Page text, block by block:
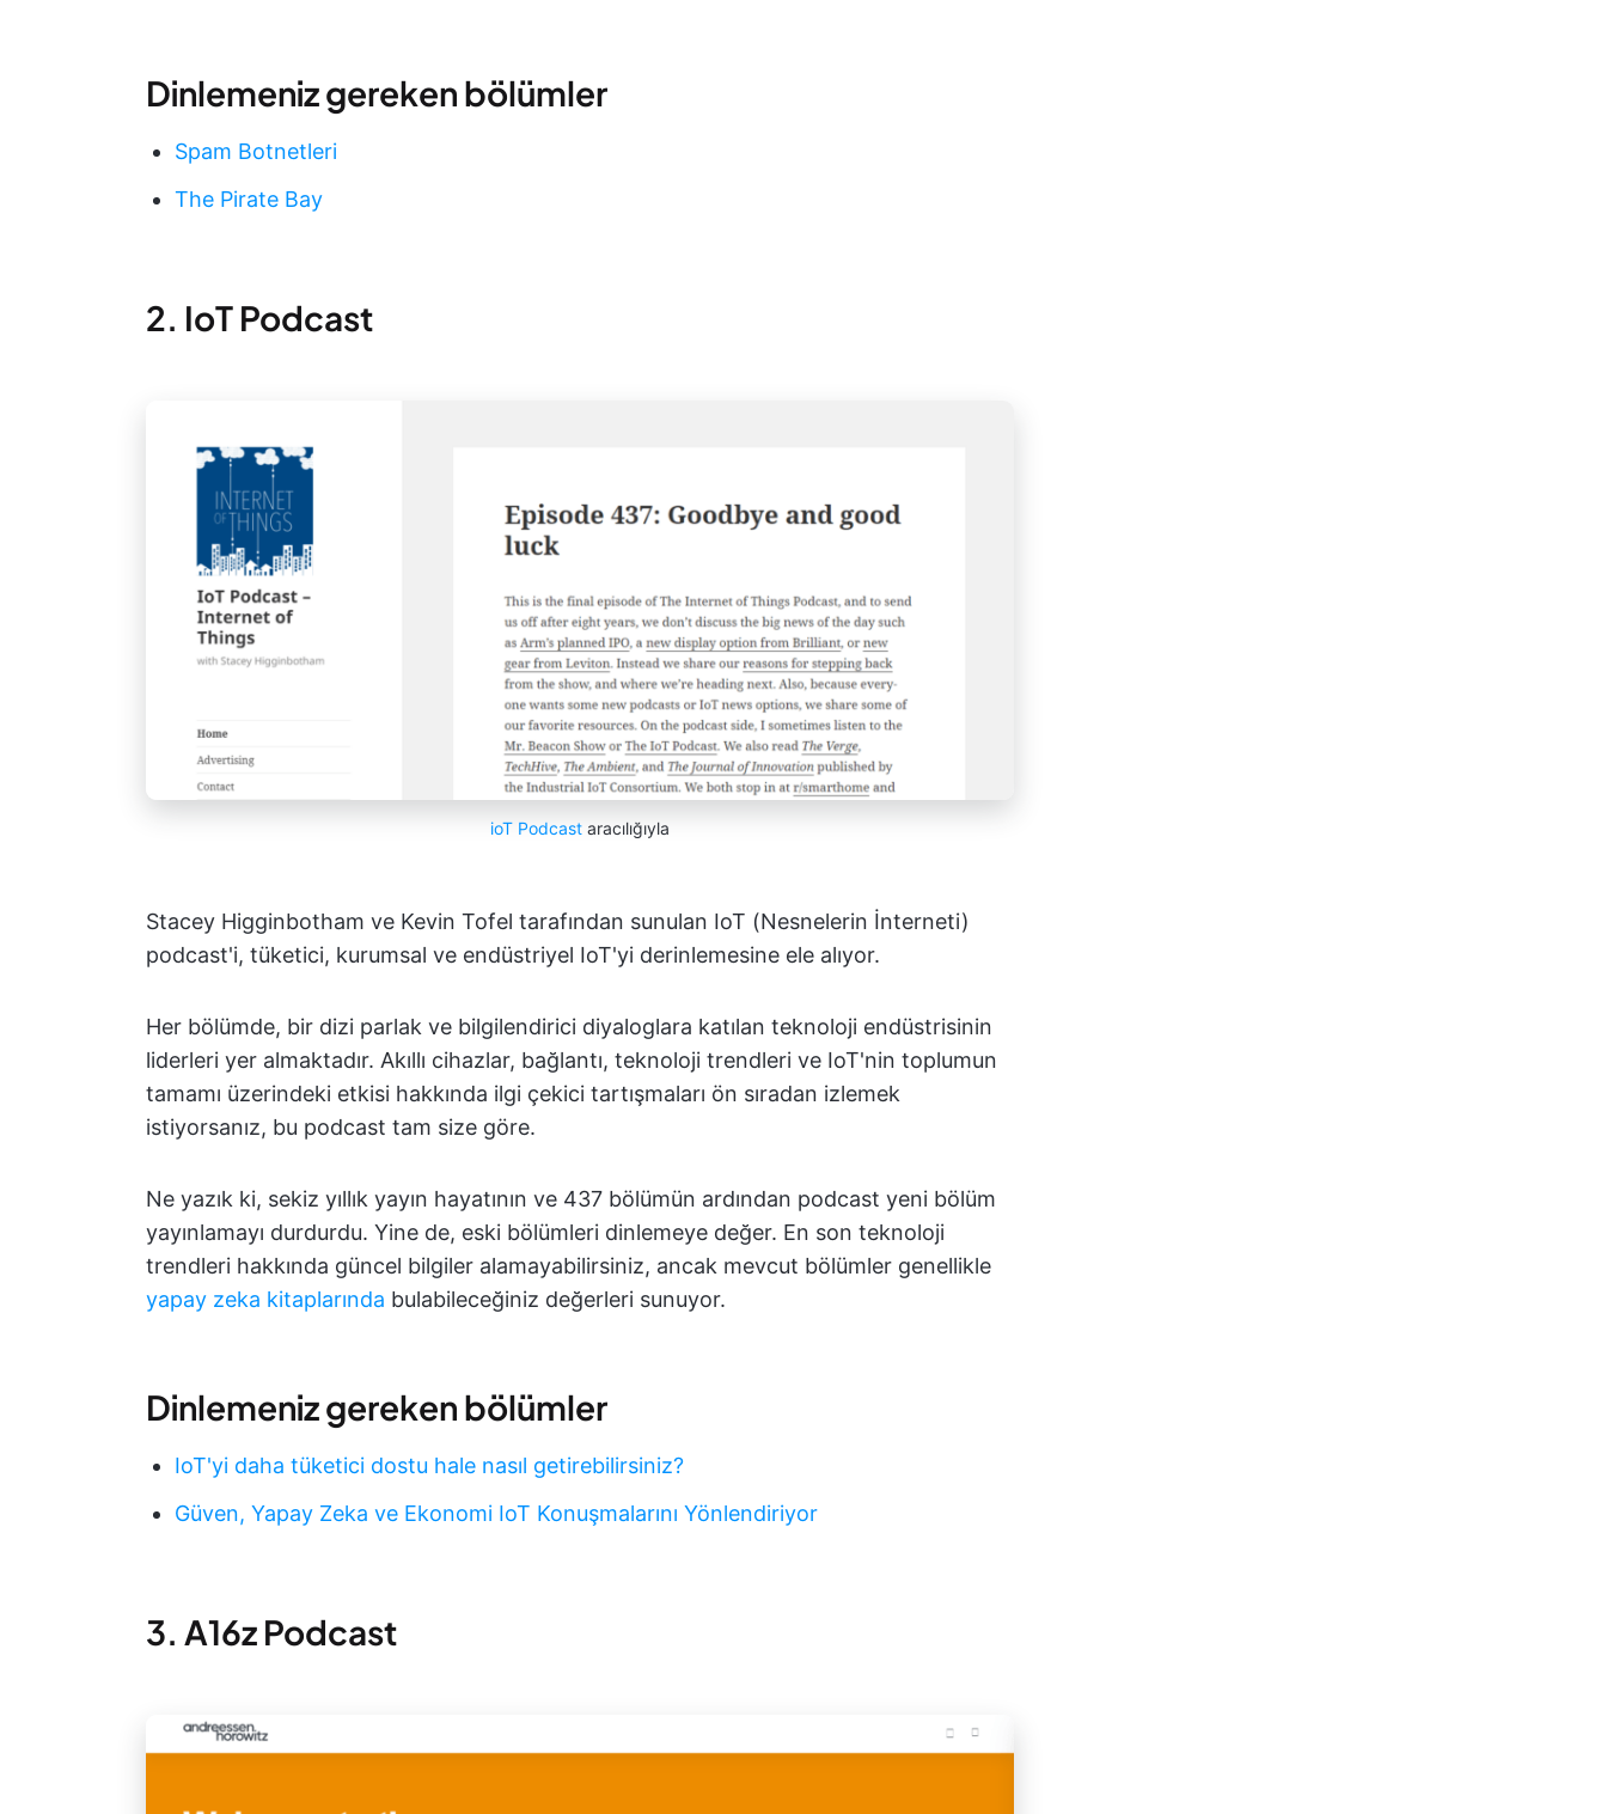
Dinlemeniz gereken bölümler
Spam Botnetleri
The Pirate Bay
2. IoT Podcast
ioT Podcast aracılığıyla
Stacey Higginbotham ve Kevin Tofel tarafından sunulan IoT (Nesnelerin İnterneti)
podcast'i, tüketici, kurumsal ve endüstriyel IoT'yi derinlemesine ele alıyor.
Her bölümde, bir dizi parlak ve bilgilendirici diyaloglara katılan teknoloji endüstrisinin
liderleri yer almaktadır. Akıllı cihazlar, bağlantı, teknoloji trendleri ve IoT'nin toplumun
tamamı üzerindeki etkisi hakkında ilgi çekici tartışmaları ön sıradan izlemek
istiyorsanız, bu podcast tam size göre.
Ne yazık ki, sekiz yıllık yayın hayatının ve 437 bölümün ardından podcast yeni bölüm
yayınlamayı durdurdu. Yine de, eski bölümleri dinlemeye değer. En son teknoloji
trendleri hakkında güncel bilgiler alamayabilirsiniz, ancak mevcut bölümler genellikle
yapay zeka kitaplarında bulabileceğiniz değerleri sunuyor.
Dinlemeniz gereken bölümler
IoT'yi daha tüketici dostu hale nasıl getirebilirsiniz?
Güven, Yapay Zeka ve Ekonomi IoT Konuşmalarını Yönlendiriyor
3. A16z Podcast